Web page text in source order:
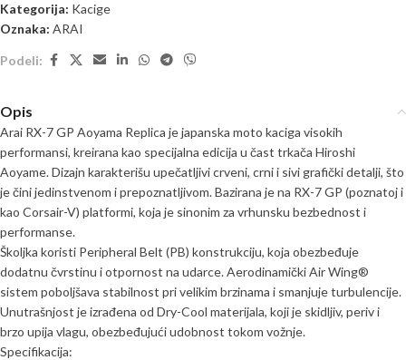
Kategorija: Kacige
Oznaka: ARAI
Podeli:
Opis
Arai RX-7 GP Aoyama Replica je japanska moto kaciga visokih
performansi, kreirana kao specijalna edicija u čast trkača Hiroshi
Aoyame. Dizajn karakterišu upečatljivi crveni, crni i sivi grafički detalji, što
je čini jedinstvenom i prepoznatljivom. Bazirana je na RX-7 GP (poznatoj i
kao Corsair-V) platformi, koja je sinonim za vrhunsku bezbednost i
performanse.
Školjka koristi Peripheral Belt (PB) konstrukciju, koja obezbeđuje
dodatnu čvrstinu i otpornost na udarce. Aerodinamički Air Wing®
sistem poboljšava stabilnost pri velikim brzinama i smanjuje turbulencije.
Unutrašnjost je izrađena od Dry-Cool materijala, koji je skidljiv, periv i
brzo upija vlagu, obezbeđujući udobnost tokom vožnje.
Specifikacija: